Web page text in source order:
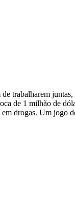
trabalharem
de 1 milhão de
drogas. Um jogo